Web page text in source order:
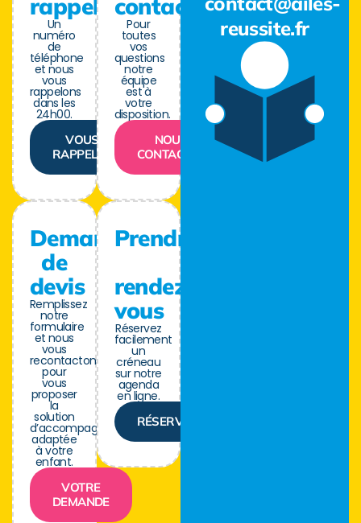
rappel
Un
numéro
de
téléphone
et nous
vous
rappelons
dans les
24h00.
VOUS
RAPPELER
Demande
de
devis
Remplissez
notre
formulaire
et nous
vous
recontactons
pour
vous
proposer
la
solution
d’accompagnement
adaptée
à votre
enfant.
VOTRE
DEMANDE
contact
Pour
toutes
vos
questions
notre
équipe
est à
votre
disposition.
NOUS
CONTACTER
Prendre
rendez-
vous
Réservez
facilement
un
créneau
sur notre
agenda
en ligne.
RÉSERVER
reussite.fr